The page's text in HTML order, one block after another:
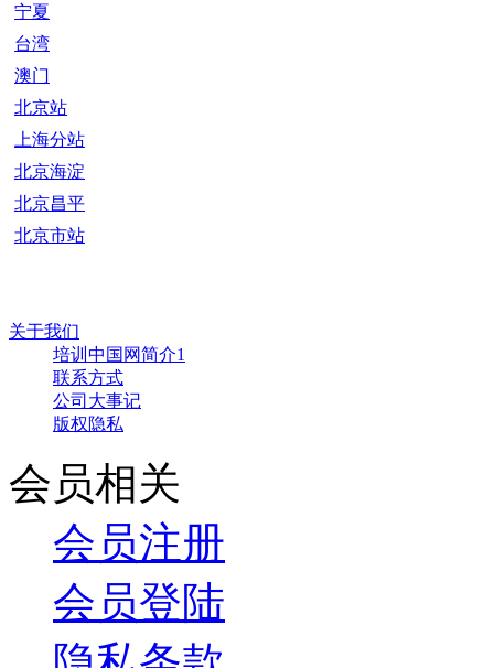
宁夏
台湾
澳门
北京站
上海分站
北京海淀
北京昌平
北京市站
关于我们
培训中国网简介1
联系方式
公司大事记
版权隐私
会员相关
会员注册
会员登陆